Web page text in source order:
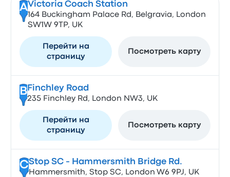
AVictoria Coach Station
164 Buckingham Palace Rd, Belgravia, London
SW1W 9TP, UK
Перейти на
страницу
Посмотреть карту
B Finchley Road
235 Finchley Rd, London NW3, UK
Перейти на
страницу
Посмотреть карту
CStop SC - Hammersmith Bridge Rd.
Hammersmith, Stop SC, London W6 9PJ, UK